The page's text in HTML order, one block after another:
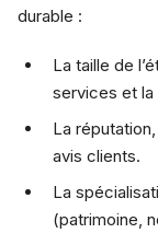
durable :
La taille de
services et
La
avis clients.
La
(patrimoine,